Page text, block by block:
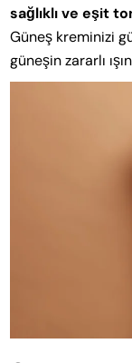
sağlıklı ve eşit
Güneş kreminizi
güneşin zararlı